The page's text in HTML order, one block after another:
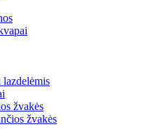
žvakės
žvakės